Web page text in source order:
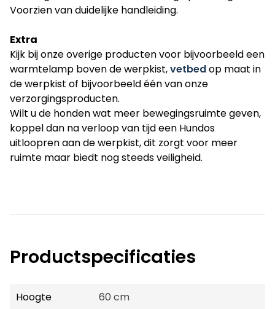
Voorzien van duidelijke handleiding.
Extra
Kijk bij onze overige producten voor bijvoorbeeld een
warmtelamp boven de werpkist,vetbedop maat in
de werpkist of bijvoorbeeld één van onze
verzorgingsproducten.
Wilt u de honden wat meer bewegingsruimte geven,
koppel dan na verloop van tijd een Hundos
uitloopren aan de werpkist, dit zorgt voor meer
ruimte maar biedt nog steeds veiligheid.
Productspecificaties
Hoogte
60 cm